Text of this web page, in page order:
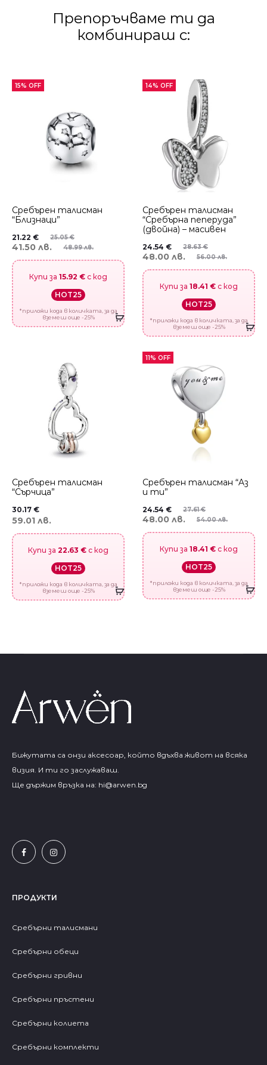
Препоръчваме ти да
комбинираш с:
15% OFF
Сребърен талисман
“Близнаци”
25.05€
21.22 €
48.99 лв.
41.50 лв.
Купи за 15.92 € с код
HOT25
*приложи кода в количката, за да
вземеш още -25%
14% OFF
Сребърен талисман
“Сребърна пеперуда”
(двойна) – масивен
28.63€
24.54 €
56.00 лв.
48.00 лв.
Купи за 18.41 € с код
HOT25
*приложи кода в количката, за да
вземеш още -25%
Сребърен талисман
“Сърчица”
30.17 €
59.01 лв.
Купи за 22.63 € с код
HOT25
*приложи кода в количката, за да
вземеш още -25%
11% OFF
Сребърен талисман “Aз
и ти”
27.61€
24.54 €
54.00 лв.
48.00 лв.
Купи за 18.41 € с код
HOT25
*приложи кода в количката, за да
вземеш още -25%
Бижутата са онзи аксесоар, който вдъхва живот на всяка
визия. И ти го заслужаваш.
Ще държим връзка на: hi@arwen.bg
ПРОДУКТИ
Сребърни талисмани
Сребърни обеци
Сребърни гривни
Сребърни пръстени
Сребърни колиета
Сребърни комплекти